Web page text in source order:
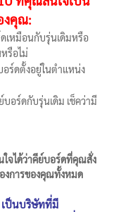
งคุณ:
เหมือนกับรุ่นเดิมหรือ
รือไม่
ร์ดตั้งอยู่ในตำแหน่ง
อร์ดกับรุ่นเดิม เช็คว่ามี
จได้ว่าคีย์บอร์ดที่คุณสั่ง
การของคุณทั้งหมด
เป็นบริษัทที่มี